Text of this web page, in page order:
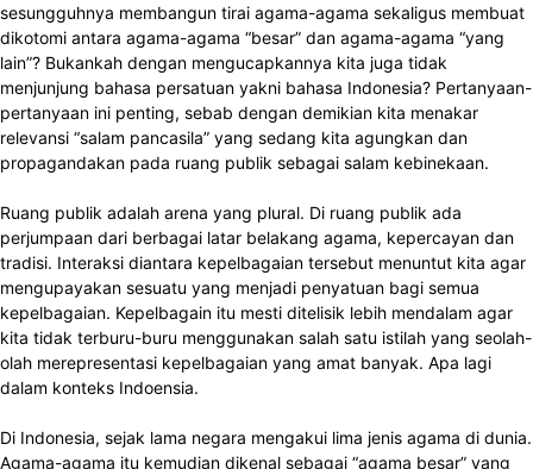
sesungguhnya membangun tirai agama-agama sekaligus membuat
dikotomi antara agama-agama “besar” dan agama-agama “yang
lain”? Bukankah dengan mengucapkannya kita juga tidak
menjunjung bahasa persatuan yakni bahasa Indonesia? Pertanyaan-
pertanyaan ini penting, sebab dengan demikian kita menakar
relevansi “salam pancasila” yang sedang kita agungkan dan
propagandakan pada ruang publik sebagai salam kebinekaan.
Ruang publik adalah arena yang plural. Di ruang publik ada
perjumpaan dari berbagai latar belakang agama, kepercayan dan
tradisi. Interaksi diantara kepelbagaian tersebut menuntut kita agar
mengupayakan sesuatu yang menjadi penyatuan bagi semua
kepelbagaian. Kepelbagain itu mesti ditelisik lebih mendalam agar
kita tidak terburu-buru menggunakan salah satu istilah yang seolah-
olah merepresentasi kepelbagaian yang amat banyak. Apa lagi
dalam konteks Indoensia.
Di Indonesia, sejak lama negara mengakui lima jenis agama di dunia.
Agama-agama itu kemudian dikenal sebagai “agama besar” yang